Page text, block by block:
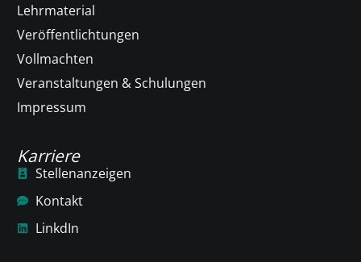
Lehrmaterial
Veröffentlichtungen
Vollmachten
Veranstaltungen & Schulungen
Impressum
Karriere
Stellenanzeigen
Kontakt
LinkdIn